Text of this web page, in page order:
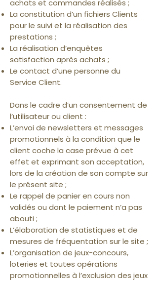
achats et commandes réalisés ;
La constitution d’un fichiers Clients
pour le suivi et la réalisation des
prestations ;
La réalisation d’enquêtes
satisfaction après achats ;
Le contact d’une personne du
Service Client.
Dans le cadre d’un consentement de
l’utilisateur ou client :
L’envoi de newsletters et messages
promotionnels à la condition que le
client coche la case prévue à cet
effet et exprimant son acceptation,
lors de la création de son compte sur
le présent site ;
Le rappel de panier en cours non
validés ou dont le paiement n’a pas
abouti ;
L’élaboration de statistiques et de
mesures de fréquentation sur le site ;
L’organisation de jeux-concours,
loteries et toutes opérations
promotionnelles à l’exclusion des jeux